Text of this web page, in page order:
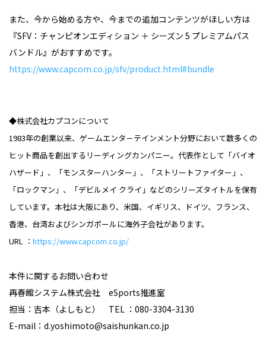
また、今から始める方や、今までの追加コンテンツがほしい方は
『SFV：チャンピオンエディション ＋ シーズン 5 プレミアムパス
バンドル』がおすすめです。
https://www.capcom.co.jp/sfv/product.html#bundle
◆株式会社カプコンについて
1983年の創業以来、ゲームエンタ－テインメント分野において数多くの
ヒット商品を創出するリーディングカンパニー。代表作として「バイオ
ハザード」、「モンスターハンター」、「ストリートファイター」、
「ロックマン」、「デビルメイ クライ」などのシリーズタイトルを保有
しています。本社は大阪にあり、米国、イギリス、ドイツ、フランス、
香港、台湾およびシンガポールに海外子会社があります。
URL ： https://www.capcom.co.jp/
本件に関するお問い合わせ
再春館システム株式会社 eSports推進室
担当：吉本（よしもと） TEL ：080-3304-3130
E-mail：d.yoshimoto@saishunkan.co.jp